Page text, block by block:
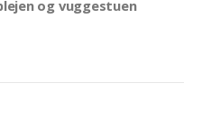
og vuggestuen